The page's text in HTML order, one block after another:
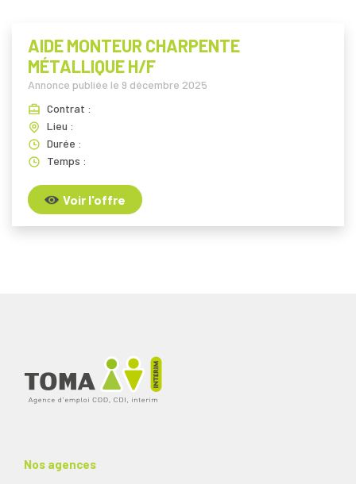
AIDE MONTEUR CHARPENTE
MÉTALLIQUE H/F
Annonce publiée le 9 décembre 2025
Contrat :
Lieu :
Durée :
Temps :
Voir l'offre
Nos agences